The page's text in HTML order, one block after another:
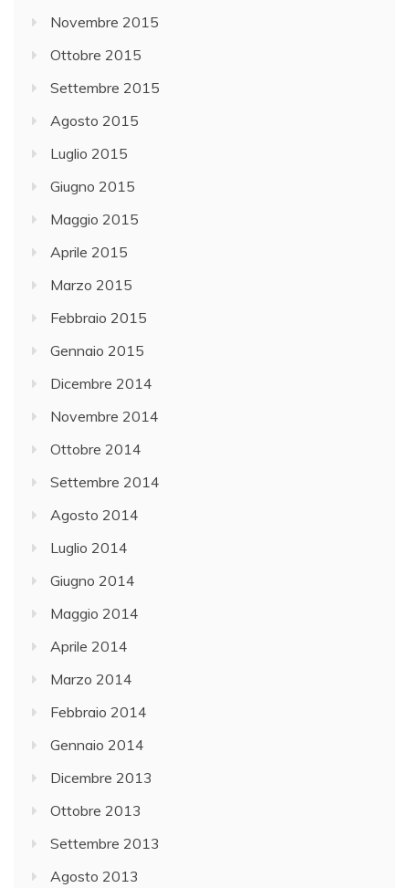
Novembre 2015
Ottobre 2015
Settembre 2015
Agosto 2015
Luglio 2015
Giugno 2015
Maggio 2015
Aprile 2015
Marzo 2015
Febbraio 2015
Gennaio 2015
Dicembre 2014
Novembre 2014
Ottobre 2014
Settembre 2014
Agosto 2014
Luglio 2014
Giugno 2014
Maggio 2014
Aprile 2014
Marzo 2014
Febbraio 2014
Gennaio 2014
Dicembre 2013
Ottobre 2013
Settembre 2013
Agosto 2013